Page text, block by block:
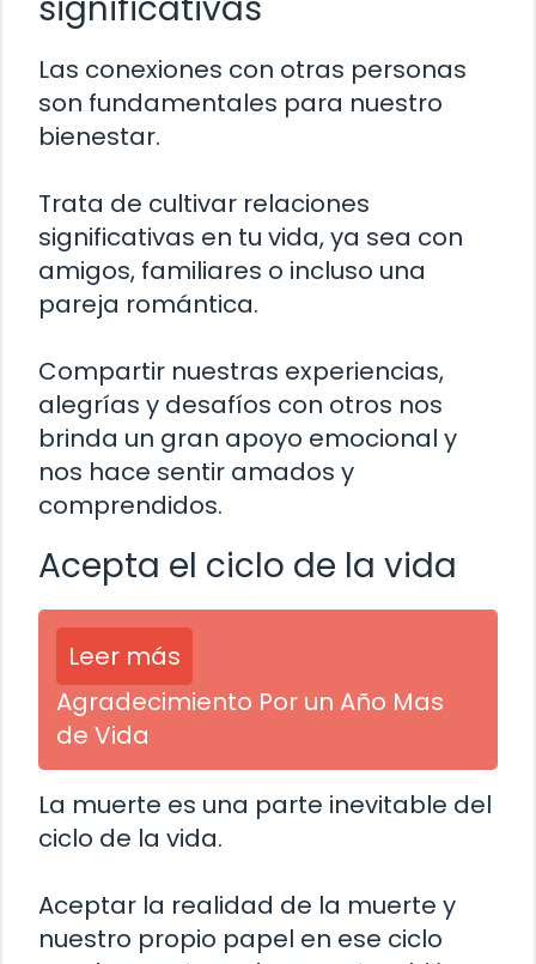
Las conexiones con otras personas
son fundamentales para nuestro
bienestar.
Trata de cultivar relaciones
significativas en tu vida, ya sea con
amigos, familiares o incluso una
pareja romántica.
Compartir nuestras experiencias,
alegrías y desafíos con otros nos
brinda un gran apoyo emocional y
nos hace sentir amados y
comprendidos.
Acepta el ciclo de la vida
Leer más
Agradecimiento Por un Año Mas
de Vida
La muerte es una parte inevitable del
ciclo de la vida.
Aceptar la realidad de la muerte y
nuestro propio papel en ese ciclo